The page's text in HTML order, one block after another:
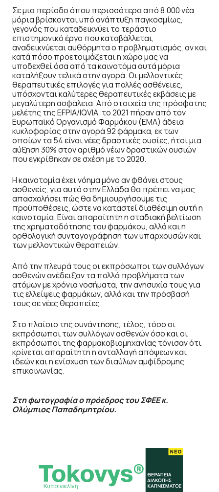
Σε μια περίοδο όπου περισσότερα από 8.000 νέα
μόρια βρίσκονται υπό ανάπτυξη παγκοσμίως,
γεγονός που καταδεικνύει το τεράστιο
επιστημονικό έργο που καταβάλλεται,
αναδεικνύεται αυθόρμητα ο προβληματισμός, αν και
κατά πόσο προετοιμάζεται η χώρα μας να
υποδεχθεί όσα από τα καινοτόμα αυτά μόρια
καταλήξουν τελικά στην αγορά. Οι μελλοντικές
θεραπευτικές επιλογές για πολλές ασθένειες,
υπόσχονται καλύτερες θεραπευτικές εκβάσεις με
μεγαλύτερη ασφάλεια. Από στοιχεία της πρόσφατης
μελέτης της EFPIA/IQVIA, το 2021 πήραν από τον
Ευρωπαϊκό Οργανισμό Φαρμάκου (ΕΜΑ) άδεια
κυκλοφορίας στην αγορά 92 φάρμακα, εκ των
οποίων τα 54 είναι νέες δραστικές ουσίες, ήτοι μια
αύξηση 30% στον αριθμό νέων δραστικών ουσιών
που εγκρίθηκαν σε σχέση με το 2020.
Η καινοτομία έχει νόημα μόνο αν φθάνει στους
ασθενείς, για αυτό στην Ελλάδα θα πρέπει να μας
απασχολήσει πώς θα δημιουργήσουμε τις
προϋποθέσεις, ώστε να καταστεί διαθέσιμη αυτή η
καινοτομία. Είναι απαραίτητη η σταδιακή βελτίωση
της χρηματοδότησης του φαρμάκου, αλλά και η
ορθολογική συνταγογράφηση των υπαρχουσών και
των μελλοντικών θεραπειών.
Από την πλευρά τους οι εκπρόσωποι των συλλόγων
ασθενών ανέδειξαν τα πολλά προβλήματα των
ατόμων με χρόνια νοσήματα, την ανησυχία τους για
τις ελλείψεις φαρμάκων, αλλά και την πρόσβασή
τους σε νέες θεραπείες.
Στο πλαίσιο της συνάντησης, τέλος, τόσο οι
εκπρόσωποι των συλλόγων ασθενών όσο και οι
εκπρόσωποι της φαρμακοβιομηχανίας τόνισαν ότι
κρίνεται απαραίτητη η ανταλλαγή απόψεων και
ιδεών και η ενίσχυση των διαύλων αμφίδρομης
επικοινωνίας.
Στη φωτογραφία ο πρόεδρος του ΣΦΕΕ κ.
Ολύμπιος Παπαδημητρίου.